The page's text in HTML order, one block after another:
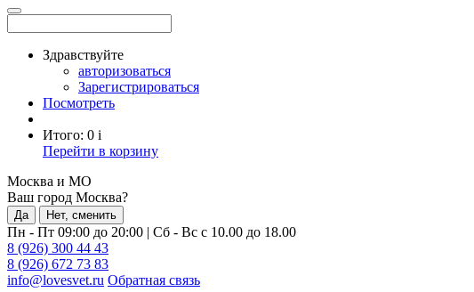
Здравствуйте
авторизоваться
Зарегистрироваться
Посмотреть
Итого: 0 i
Перейти в корзину
Москва и МО
Ваш город Москва?
Да Нет, сменить
Пн - Пт 09:00 до 20:00 | Сб - Вс с 10.00 до 18.00
8 (926) 300 44 43
8 (926) 672 73 83
info@lovesvet.ru Обратная связь